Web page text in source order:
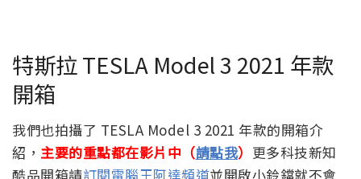
特斯拉 TESLA Model 3 2021 年款
開箱
我們也拍攝了 TESLA Model 3 2021 年款的開箱介
紹， 主要的重點都在影片中（請點我） 更多科技新知
酷品開箱請訂閱電腦王阿達頻道並開啟小鈴鐺就不會